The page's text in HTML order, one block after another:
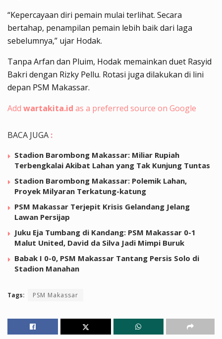
“Kepercayaan diri pemain mulai terlihat. Secara
bertahap, penampilan pemain lebih baik dari laga
sebelumnya,” ujar Hodak.
Tanpa Arfan dan Pluim, Hodak memainkan duet Rasyid
Bakri dengan Rizky Pellu. Rotasi juga dilakukan di lini
depan PSM Makassar.
Add wartakita.id as a preferred source on Google
BACA JUGA :
Stadion Barombong Makassar: Miliar Rupiah
Terbengkalai Akibat Lahan yang Tak Kunjung Tuntas
Stadion Barombong Makassar: Polemik Lahan,
Proyek Milyaran Terkatung-katung
PSM Makassar Terjepit Krisis Gelandang Jelang
Lawan Persijap
Juku Eja Tumbang di Kandang: PSM Makassar 0-1
Malut United, David da Silva Jadi Mimpi Buruk
Babak I 0-0, PSM Makassar Tantang Persis Solo di
Stadion Manahan
Tags: PSM Makassar